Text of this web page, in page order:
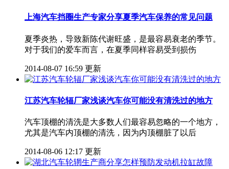
上海汽车挡圈生产专家分享夏季汽车保养的常见问题
夏季炎热，导致新陈代谢旺盛，是最容易衰老的季节。
对于我们的爱车而言，在夏季同样容易受到损伤
2014-08-07 16:59 更新
江苏汽车轮辐厂家浅谈汽车你可能没有清洗过的地方
汽车顶棚的清洗是大多数人们最容易忽略的一个地方，
尤其是汽车内顶棚的清洗，因为内顶棚脏了以后
2014-08-06 12:17 更新